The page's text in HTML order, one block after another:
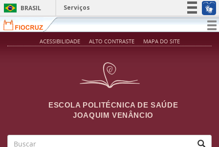
Pular para o conteúdo principal
BRASIL
Serviços
Simplifique!
Participe
ACESSIBILIDADE ALTO CONTRASTE MAPA DO SITE
ESCOLA POLITÉCNICA DE SAÚDE
JOAQUIM VENÂNCIO